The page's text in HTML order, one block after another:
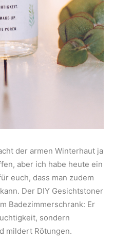
der armen Winterhaut ja
aber ich habe heute ein
euch, dass man zudem
Der DIY Gesichtstoner
Badezimmerschrank: Er
sondern
mildert Rötungen.